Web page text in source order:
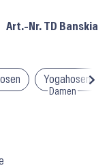
Art.-Nr. TD Banskia
Yogahosen
Damen